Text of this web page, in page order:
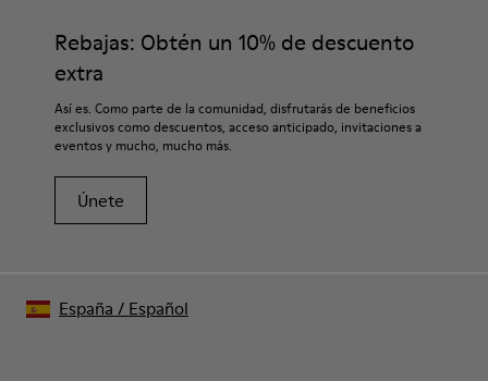
Rebajas: Obtén un 10% de descuento
extra
Así es. Como parte de la comunidad, disfrutarás de beneficios
exclusivos como descuentos, acceso anticipado, invitaciones a
eventos y mucho, mucho más.
Únete
España / Español